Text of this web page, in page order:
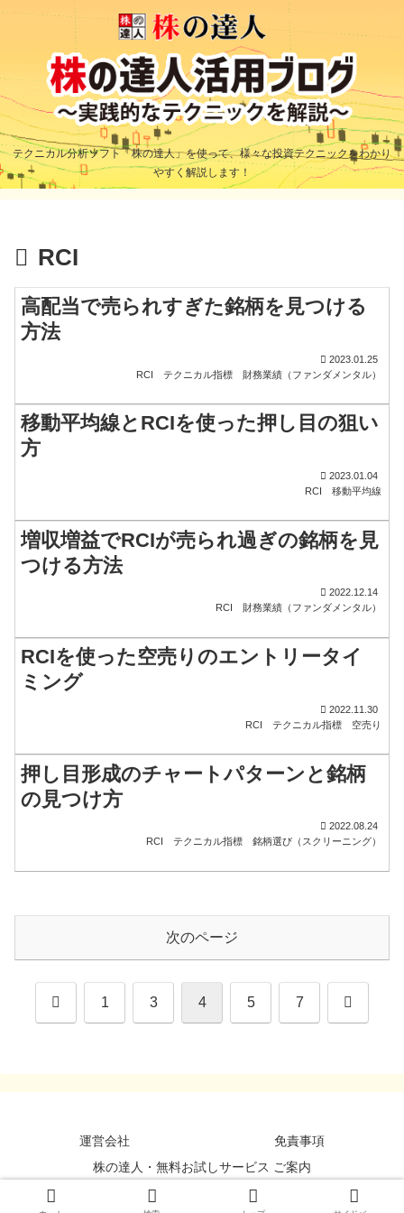
テクニカル分析ソフト「株の達人」を使って、様々な投資テクニックをわかり
やすく解説します！
RCI
高配当で売られすぎた銘柄を見つける
方法
2023.01.25
RCI
テクニカル指標 財務業績（ファンダメンタル）
移動平均線とRCIを使った押し目の狙い
方
2023.01.04
RCI
移動平均線
増収増益でRCIが売られ過ぎの銘柄を見
つける方法
2022.12.14
RCI
財務業績（ファンダメンタル）
RCIを使った空売りのエントリータイ
ミング
2022.11.30
RCI
テクニカル指標 空売り
押し目形成のチャートパターンと銘柄
の見つけ方
2022.08.24
RCI
テクニカル指標 銘柄選び（スクリーニング）
次のページ
前 1 3 4 5 7 次
運営会社
免責事項
株の達人・無料お試しサービス ご案内
©StockDataBank, Inc. All Rights Reserved